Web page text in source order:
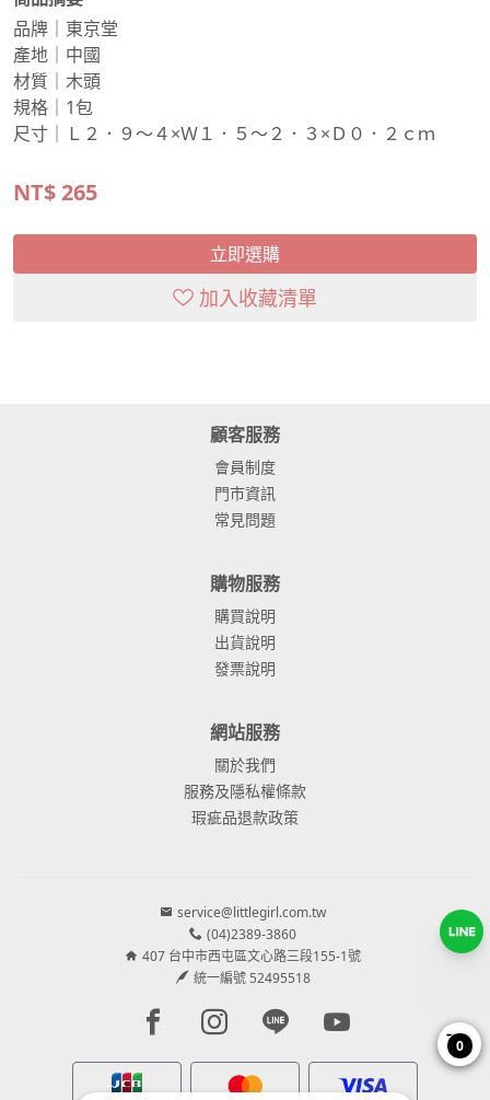
品牌｜東京堂
產地｜中國
材質｜木頭
規格｜1包
尺寸｜Ｌ２．９～４×Ｗ１．５～２．３×Ｄ０．２ｃｍ
NT$265
立即選購
加入收藏清單
顧客服務
會員制度
門市資訊
常見問題
購物服務
購買說明
出貨說明
發票說明
網站服務
關於我們
服務及隱私權條款
瑕疵品退款政策
service@littlegirl.com.tw
(04)2389-3860
407 台中市西屯區文心路三段155-1號
統一編號 52495518
Facebook page
Instagram page
Line pageYoutube page
0